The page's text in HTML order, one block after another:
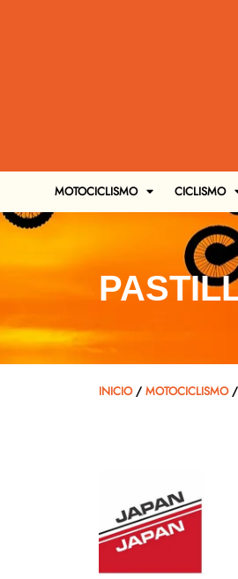
MOTOCICLISMO CICLISMO
INICIO/ MOTOCICLISMO/